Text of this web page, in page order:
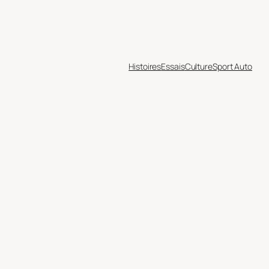
HistoiresEssaisCultureSport Auto